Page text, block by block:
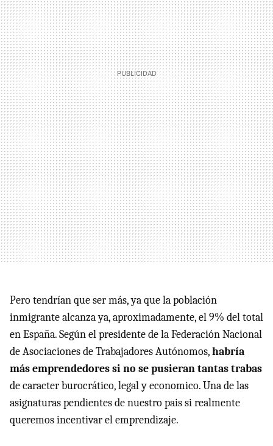
Pero tendrían que ser más, ya que la población
inmigrante alcanza ya, aproximadamente, el 9% del total
en España. Según el presidente de la Federación Nacional
de Asociaciones de Trabajadores Autónomos,habría
más emprendedores si no se pusieran tantas trabas
de caracter burocrático, legal y economico. Una de las
asignaturas pendientes de nuestro pais si realmente
queremos incentivar el emprendizaje.